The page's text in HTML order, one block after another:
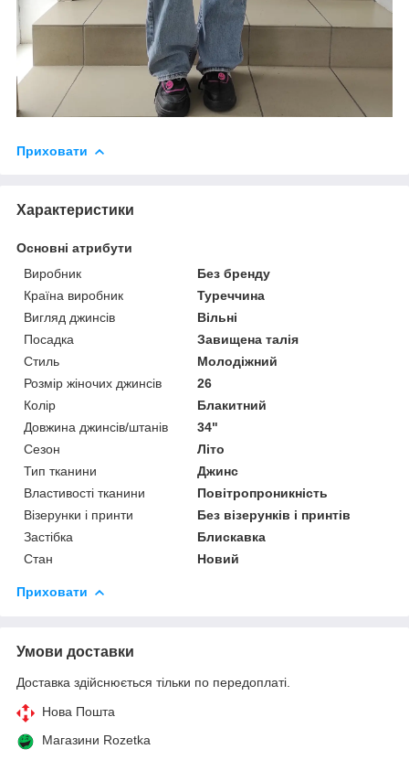
Приховати
Характеристики
Основні атрибути
Виробник
Без бренду
Країна виробник
Туреччина
Вигляд джинсів
Вільні
Посадка
Завищена талія
Стиль
Молодіжний
Розмір жіночих джинсів
26
Колір
Блакитний
Довжина джинсів/штанів
34"
Сезон
Літо
Тип тканини
Джинс
Властивості тканини
Повітропроникність
Візерунки і принти
Без візерунків і принтів
Застібка
Блискавка
Стан
Новий
Приховати
Умови доставки
Доставка здійснюється тільки по передоплаті.
Нова Пошта
Магазини Rozetka